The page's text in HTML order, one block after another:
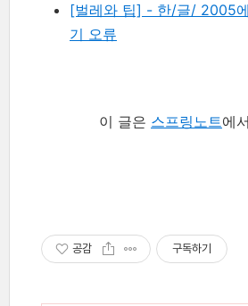
[벌레와 팁] - 한/글/ 2005
기 오류
이 글은 스프링노트에
공감 구독하기